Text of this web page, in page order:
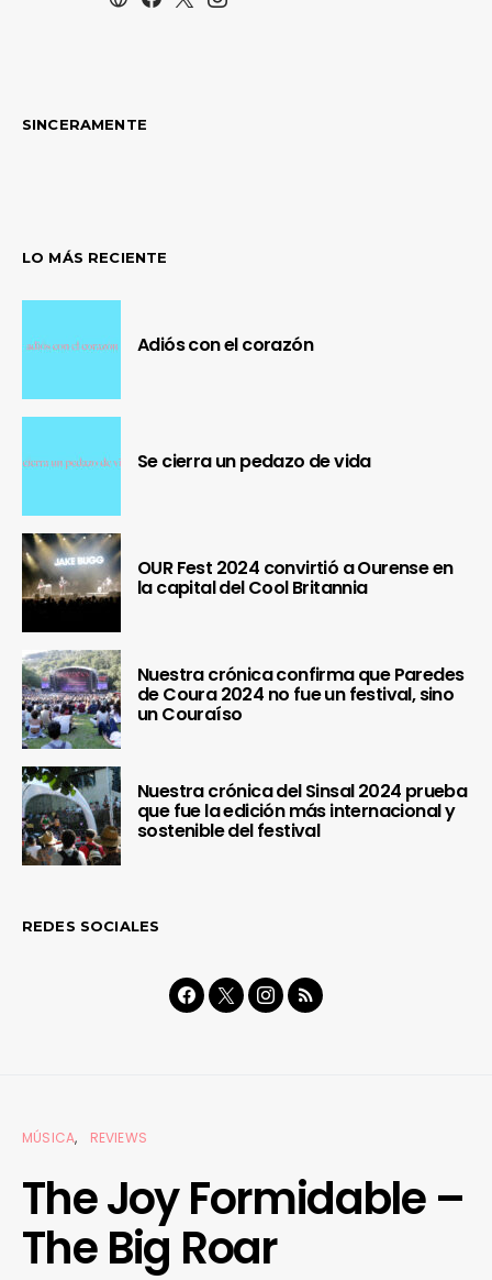
SINCERAMENTE
LO MÁS RECIENTE
Adiós con el corazón
Se cierra un pedazo de vida
OUR Fest 2024 convirtió a Ourense en
la capital del Cool Britannia
Nuestra crónica confirma que Paredes
de Coura 2024 no fue un festival, sino
un Couraíso
Nuestra crónica del Sinsal 2024 prueba
que fue la edición más internacional y
sostenible del festival
REDES SOCIALES
MÚSICA REVIEWS
The Joy Formidable –
The Big Roar